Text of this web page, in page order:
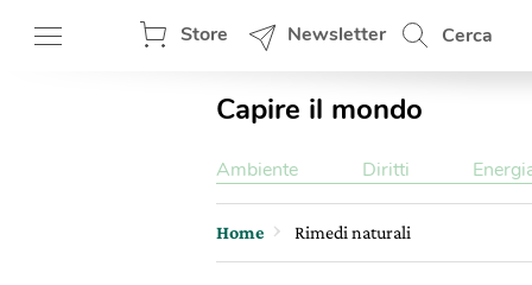
Store Newsletter Cerca
Capire il mondo
Ambiente Diritti
Home Rimedi naturali